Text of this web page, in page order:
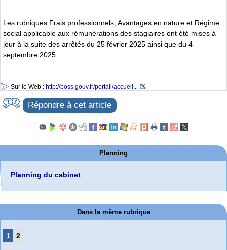
Les rubriques Frais professionnels, Avantages en nature et Régime
social applicable aux rémunérations des stagiaires ont été mises à
jour à la suite des arrêtés du 25 février 2025 ainsi que du 4
septembre 2025.
Sur le Web : http://boss.gouv.fr/portail/accueil...
Répondre à cet article
Planning
Planning du cabinet
Dans la même rubrique
1 2